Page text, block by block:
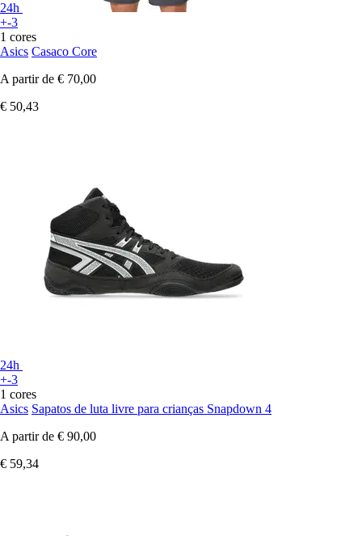
24h
+-3
1 cores
Asics Casaco Core
A partir de € 70,00
€ 50,43
24h
+-3
1 cores
Asics Sapatos de luta livre para crianças Snapdown 4
A partir de € 90,00
€ 59,34